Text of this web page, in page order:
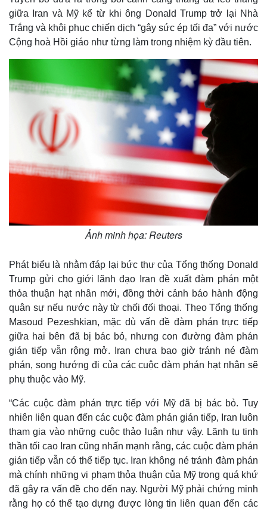
y
e
d
e
d
2
.
4
8
a
giữa Iran và Mỹ kể từ khi ông Donald Trump trở lại Nhà
Trắng và khôi phục chiến dịch “gây sức ép tối đa” với nước
Cộng hoà Hồi giáo như từng làm trong nhiệm kỳ đầu tiên.
Ảnh minh họa: Reuters
Phát biểu là nhằm đáp lại bức thư của Tổng thống Donald
Trump gửi cho giới lãnh đạo Iran đề xuất đàm phán một
thỏa thuận hạt nhân mới, đồng thời cảnh báo hành động
quân sự nếu nước này từ chối đối thoại. Theo Tổng thống
Masoud Pezeshkian, mặc dù vấn đề đàm phán trực tiếp
giữa hai bên đã bị bác bỏ, nhưng con đường đàm phán
gián tiếp vẫn rộng mở. Iran chưa bao giờ tránh né đàm
phán, song hướng đi của các cuộc đàm phán hạt nhân sẽ
phụ thuộc vào Mỹ.
“Các cuộc đàm phán trực tiếp với Mỹ đã bị bác bỏ. Tuy
nhiên liên quan đến các cuộc đàm phán gián tiếp, Iran luôn
tham gia vào những cuộc thảo luận như vậy. Lãnh tụ tinh
thần tối cao Iran cũng nhấn mạnh rằng, các cuộc đàm phán
gián tiếp vẫn có thể tiếp tục. Iran không né tránh đàm phán
mà chính những vi phạm thỏa thuận của Mỹ trong quá khứ
đã gây ra vấn đề cho đến nay. Người Mỹ phải chứng minh
rằng họ có thể tạo dựng được lòng tin liên quan đến các